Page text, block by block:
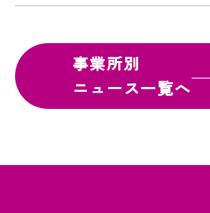
事業所別
ニュース一覧へ